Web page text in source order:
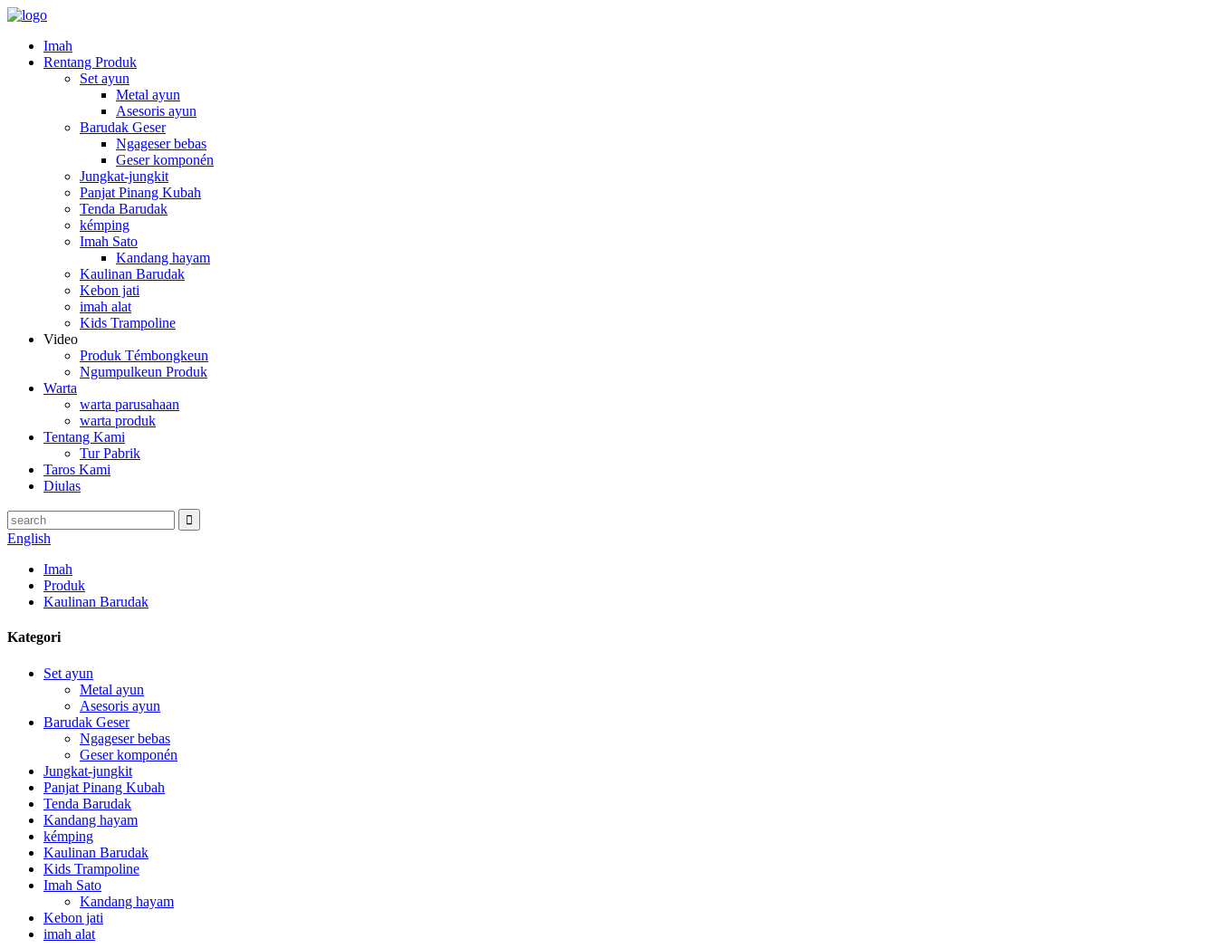
Imah
Rentang Produk
Set ayun
Metal ayun
Asesoris ayun
Barudak Geser
Ngageser bebas
Geser komponén
Jungkat-jungkit
Panjat Pinang Kubah
Tenda Barudak
kémping
Imah Sato
Kandang hayam
Kaulinan Barudak
Kebon jati
imah alat
Kids Trampoline
Video
Produk Témbongkeun
Ngumpulkeun Produk
Warta
warta parusahaan
warta produk
Tentang Kami
Tur Pabrik
Taros Kami
Diulas
English
Imah
Produk
Kaulinan Barudak
Kategori
Set ayun
Metal ayun
Asesoris ayun
Barudak Geser
Ngageser bebas
Geser komponén
Jungkat-jungkit
Panjat Pinang Kubah
Tenda Barudak
Kandang hayam
kémping
Kaulinan Barudak
Kids Trampoline
Imah Sato
Kandang hayam
Kebon jati
imah alat